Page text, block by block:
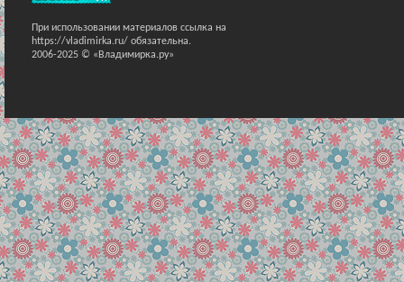
При использовании материалов ссылка на
https://vladimirka.ru/ обязательна.
2006-2025 © «Владимирка.ру»